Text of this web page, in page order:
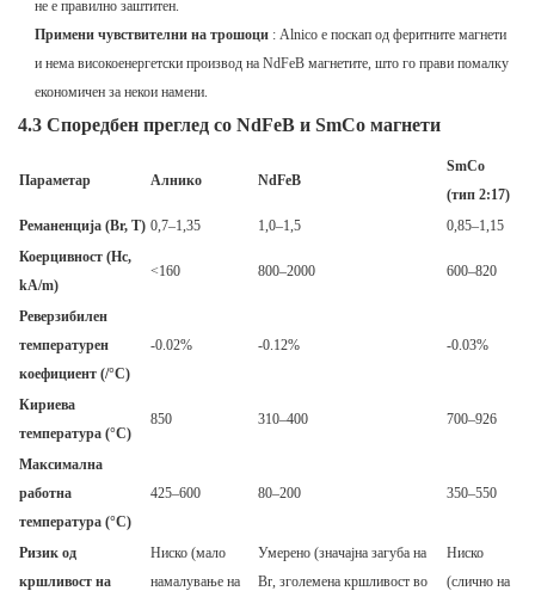
не е правилно заштитен.
Примени чувствителни на трошоци : Alnico е поскап од феритните магнети
и нема високоенергетски производ на NdFeB магнетите, што го прави помалку
економичен за некои намени.
4.3 Споредбен преглед со NdFeB и SmCo магнети
Параметар Алнико NdFeB
SmCo
(тип 2:17)
Реманенција (Br, T) 0,7–1,35 1,0–1,5
0,85–1,15
Коерцивност (Hc,
kA/m)
<160 800–2000 600–820
Реверзибилен
температурен
коефициент (/°C)
-0.02% -0.12% -0.03%
Кириева
температура (°C)
850 310–400 700–926
Максимална
работна
температура (°C)
425–600 80–200 350–550
Ризик од
кршливост на
Ниско (мало
намалување на
Умерено (значајна загуба на
Br, зголемена кршливост во
Ниско
(слично на